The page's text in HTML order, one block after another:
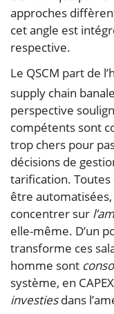
approches
cet angle est
respective.
Le QSCM part de
supply chain
perspective
compétents sont
trop chers pour
décisions de
tarification.
être
concentrer sur
elle-même. D’un
transforme ces
homme sont
système, en
investiesdans